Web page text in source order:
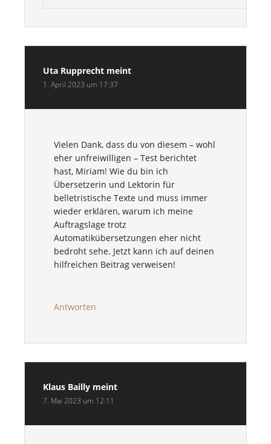
Uta Rupprecht meint
1. April 2023 um 17:37
Vielen Dank, dass du von diesem – wohl
eher unfreiwilligen – Test berichtet
hast, Miriam! Wie du bin ich
Übersetzerin und Lektorin für
belletristische Texte und muss immer
wieder erklären, warum ich meine
Auftragslage trotz
Automatikübersetzungen eher nicht
bedroht sehe. Jetzt kann ich auf deinen
hilfreichen Beitrag verweisen!
Antworten
Klaus Bailly meint
7. Mai 2023 um 12:11